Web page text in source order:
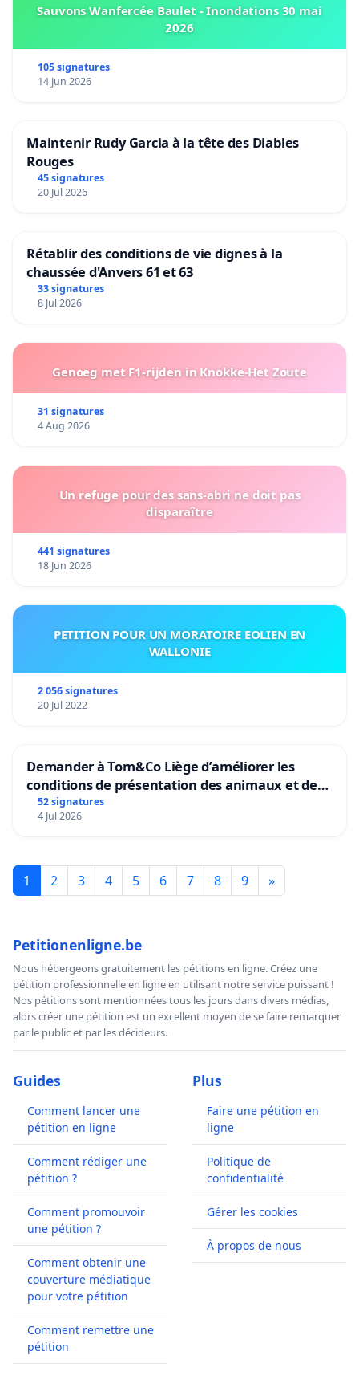
Sauvons Wanfercée Baulet - Inondations 30 mai
2026
105 signatures
14 Jun 2026
Maintenir Rudy Garcia à la tête des Diables
Rouges
45 signatures
20 Jul 2026
Rétablir des conditions de vie dignes à la
chaussée d'Anvers 61 et 63
33 signatures
8 Jul 2026
Genoeg met F1-rijden in Knokke-Het Zoute
31 signatures
4 Aug 2026
Un refuge pour des sans-abri ne doit pas
disparaître
441 signatures
18 Jun 2026
PETITION POUR UN MORATOIRE EOLIEN EN
WALLONIE
2 056 signatures
20 Jul 2022
Demander à Tom&Co Liège d’améliorer les
conditions de présentation des animaux et de
mettre fin à la vente d’animaux en magasin
52 signatures
4 Jul 2026
1 2 3 4 5 6 7 8 9 »
Petitionenligne.be
Nous hébergeons gratuitement les pétitions en ligne. Créez une
pétition professionnelle en ligne en utilisant notre service puissant !
Nos pétitions sont mentionnées tous les jours dans divers médias,
alors créer une pétition est un excellent moyen de se faire remarquer
par le public et par les décideurs.
Guides
Comment lancer une
pétition en ligne
Comment rédiger une
pétition ?
Comment promouvoir
une pétition ?
Comment obtenir une
couverture médiatique
pour votre pétition
Comment remettre une
pétition
Plus
Faire une pétition en
ligne
Politique de
confidentialité
Gérer les cookies
À propos de nous